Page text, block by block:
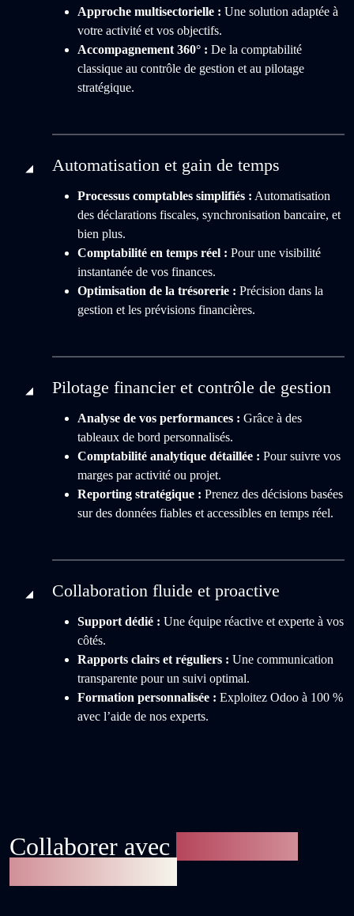
Approche multisectorielle : Une solution adaptée à
votre activité et vos objectifs.
Accompagnement 360° : De la comptabilité
classique au contrôle de gestion et au pilotage
stratégique.
Automatisation et gain de temps
Processus comptables simplifiés : Automatisation
des déclarations fiscales, synchronisation bancaire, et
bien plus.
Comptabilité en temps réel : Pour une visibilité
instantanée de vos finances.
Optimisation de la trésorerie : Précision dans la
gestion et les prévisions financières.
Pilotage financier et contrôle de gestion
Analyse de vos performances : Grâce à des
tableaux de bord personnalisés.
Comptabilité analytique détaillée : Pour suivre vos
marges par activité ou projet.
Reporting stratégique : Prenez des décisions basées
sur des données fiables et accessibles en temps réel.
Collaboration fluide et proactive
Support dédié : Une équipe réactive et experte à vos
côtés.
Rapports clairs et réguliers : Une communication
transparente pour un suivi optimal.
Formation personnalisée : Exploitez Odoo à 100 %
avec l’aide de nos experts.
Collaborer avec